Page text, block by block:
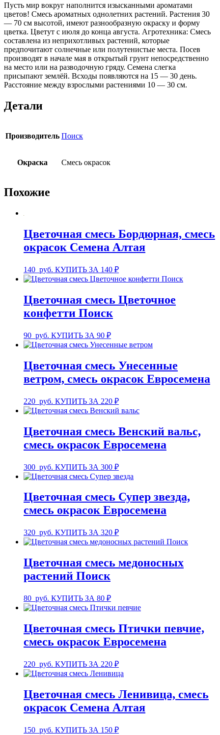
Пусть мир вокруг наполнится изысканными ароматами
цветов! Смесь ароматных однолетних растений. Растения 30
— 70 см высотой, имеют разнообразную окраску и форму
цветка. Цветут с июля до конца августа. Агротехника: Смесь
составлена из неприхотливых растений, которые
предпочитают солнечные или полутенистые места. Посев
производят в начале мая в открытый грунт непосредственно
на место или на разводочную гряду. Семена слегка
присыпают землёй. Всходы появляются на 15 — 30 день.
Расстояние между взрослыми растениями 10 — 30 см.
Детали
Производитель Поиск
Окраска Смесь окрасок
Похожие
Цветочная смесь Бордюрная, смесь
окрасок Семена Алтая
140 руб. КУПИТЬ ЗА 140 ₽
Цветочная смесь Цветочное
конфетти Поиск
90 руб. КУПИТЬ ЗА 90 ₽
Цветочная смесь Унесенные
ветром, смесь окрасок Евросемена
220 руб. КУПИТЬ ЗА 220 ₽
Цветочная смесь Венский вальс,
смесь окрасок Евросемена
300 руб. КУПИТЬ ЗА 300 ₽
Цветочная смесь Супер звезда,
смесь окрасок Евросемена
320 руб. КУПИТЬ ЗА 320 ₽
Цветочная смесь медоносных
растений Поиск
80 руб. КУПИТЬ ЗА 80 ₽
Цветочная смесь Птички певчие,
смесь окрасок Евросемена
220 руб. КУПИТЬ ЗА 220 ₽
Цветочная смесь Ленивица, смесь
окрасок Семена Алтая
150 руб. КУПИТЬ ЗА 150 ₽